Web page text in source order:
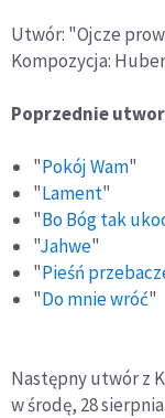
Utwór: "Ojcze
Kompozycja:
Poprzednie
"Pokój Wam"
"Lament"
"Bo Bóg tak
"Jahwe"
"Pieśń
"Do mnie wróć"
Następny utwór z
w środę, 28 sierpnia.